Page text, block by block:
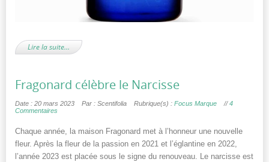
Lire la suite…
Fragonard célèbre le Narcisse
Date : 20 mars 2023 Par : Scentifolia Rubrique(s) : Focus Marque //4
Commentaires
Chaque année, la maison Fragonard met à l’honneur une nouvelle
fleur. Après la fleur de la passion en 2021 et l’églantine en 2022,
l’année 2023 est placée sous le signe du renouveau. Le narcisse est